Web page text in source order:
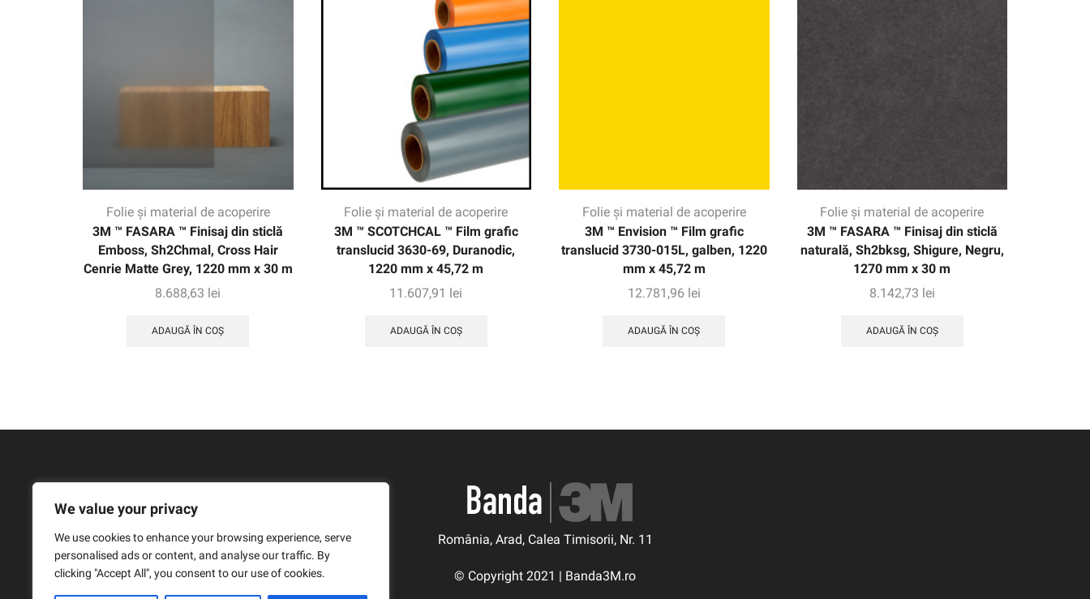
We value your privacy
We use cookies to enhance your browsing experience, serve
personalised ads or content, and analyse our traffic. By
clicking "Accept All", you consent to our use of cookies.
Folie și material de acoperire
3M ™ FASARA ™ Finisaj din sticlă
Emboss, Sh2Chmal, Cross Hair
Cenrie Matte Grey, 1220 mm x 30 m
8.688,63 lei
ADAUGĂ ÎN COȘ
Folie și material de acoperire
3M ™ SCOTCHCAL ™ Film grafic
translucid 3630-69, Duranodic,
1220 mm x 45,72 m
11.607,91 lei
ADAUGĂ ÎN COȘ
Folie și material de acoperire
3M ™ Envision ™ Film grafic
translucid 3730-015L, galben, 1220
mm x 45,72 m
12.781,96 lei
ADAUGĂ ÎN COȘ
Folie și material de acoperire
3M ™ FASARA ™ Finisaj din sticlă
naturală, Sh2bksg, Shigure, Negru,
1270 mm x 30 m
8.142,73 lei
ADAUGĂ ÎN COȘ
România, Arad, Calea Timisorii, Nr. 11
© Copyright 2021 | Banda3M.ro